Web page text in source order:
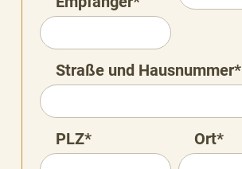
Straße und Hausnummer*
PLZ* Ort*